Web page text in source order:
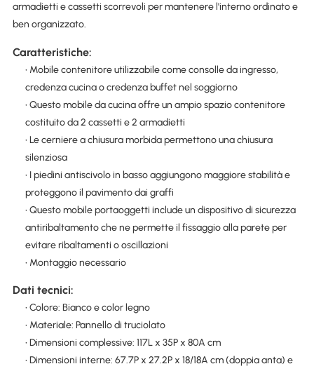
armadietti e cassetti scorrevoli per mantenere l'interno ordinato e
ben organizzato.
Caratteristiche:
• Mobile contenitore utilizzabile come consolle da ingresso,
credenza cucina o credenza buffet nel soggiorno
• Questo mobile da cucina offre un ampio spazio contenitore
costituito da 2 cassetti e 2 armadietti
• Le cerniere a chiusura morbida permettono una chiusura
silenziosa
• I piedini antiscivolo in basso aggiungono maggiore stabilità e
proteggono il pavimento dai graffi
• Questo mobile portaoggetti include un dispositivo di sicurezza
antiribaltamento che ne permette il fissaggio alla parete per
evitare ribaltamenti o oscillazioni
• Montaggio necessario
Dati tecnici:
• Colore: Bianco e color legno
• Materiale: Pannello di truciolato
• Dimensioni complessive: 117L x 35P x 80A cm
• Dimensioni interne: 67.7P x 27.2P x 18/18A cm (doppia anta) e